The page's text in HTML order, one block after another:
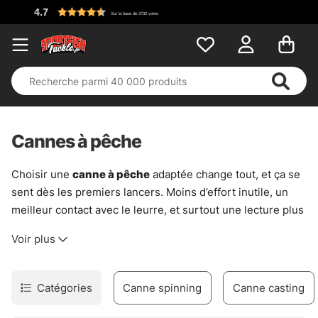
Cannes à pêche
Choisir une canne à pêche adaptée change tout, et ça se
sent dès les premiers lancers. Moins d’effort inutile, un
meilleur contact avec le leurre, et surtout une lecture plus
decannes à pêche
En eau douce comme en mer, chaque canne répond à une
logique simple. Une canne légère apporte précision et
Voir plus
Catégories Canne spinning Canne casting